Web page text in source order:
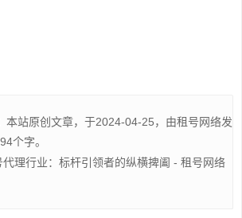
本站原创文章，于2024-04-25，由租号网络发
个字。
代理行业：标杆引领者的纵横捭阖 - 租号网络